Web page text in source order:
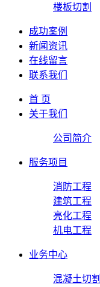
楼板切割
成功案例
新闻资讯
在线留言
联系我们
首 页
关于我们
公司简介
服务项目
消防工程
建筑工程
亮化工程
机电工程
业务中心
混凝土切割